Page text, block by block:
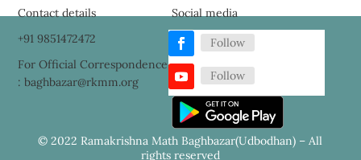
Contact details
+91 9851472472
For Official Correspondence
: baghbazar@rkmm.org
Social media
Follow
Follow
© 2022 Ramakrishna Math Baghbazar(Udbodhan) – All
rights reserved